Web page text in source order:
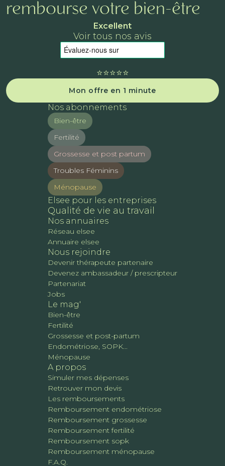
rembourse votre bien-être
Excellent
Voir tous nos avis
⭐️⭐️⭐️⭐️⭐️
Mon offre en 1 minute
Nos abonnements
Bien-être
Fertilité
Grossesse et post partum
Troubles Féminins
Ménopause
Elsee pour les entreprises
Qualité de vie au travail
Nos annuaires
Réseau elsee
Annuaire elsee
Nous rejoindre
Devenir thérapeute partenaire
Devenez ambassadeur / prescripteur
Partenariat
Jobs
Le mag'
Bien-être
Fertilité
Grossesse et post-partum
Endométriose, SOPK...
Ménopause
A propos
Simuler mes dépenses
Retrouver mon devis
Les remboursements
Remboursement endométriose
Remboursement grossesse
Remboursement fertilité
Remboursement sopk
Remboursement ménopause
F.A.Q.